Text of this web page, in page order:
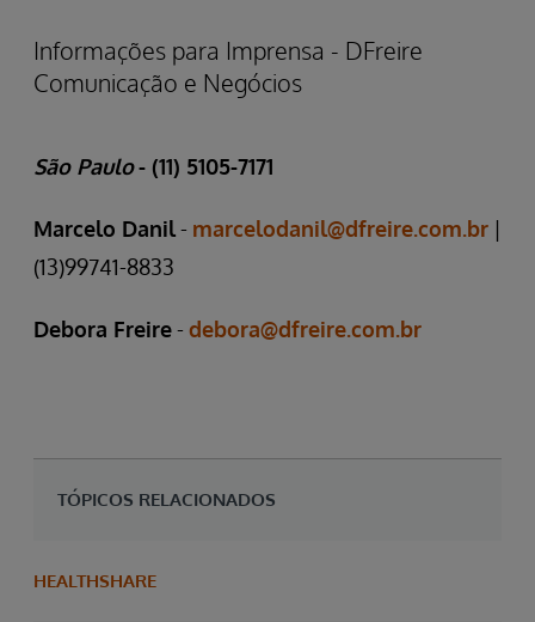
Informações para Imprensa - DFreire
Comunicação e Negócios
São Paulo- (11) 5105-7171
Marcelo Danil- marcelodanil@dfreire.com.br |
(13)99741-8833
Debora Freire- debora@dfreire.com.br
TÓPICOS RELACIONADOS
HEALTHSHARE